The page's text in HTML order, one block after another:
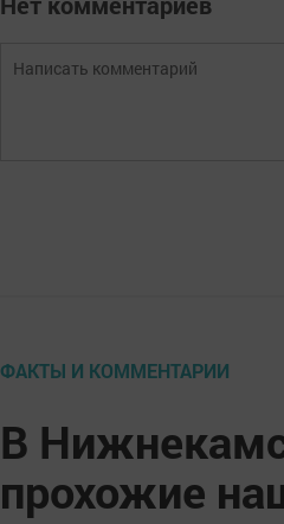
ФАКТЫ И КОММЕНТАРИИ
В
прохожие